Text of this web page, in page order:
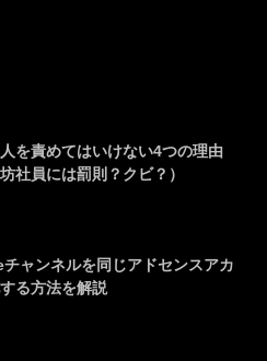
を責めてはいけない4つの理由
社員には罰則？クビ？）
ャンネルを同じアドセンスアカ
る方法を解説